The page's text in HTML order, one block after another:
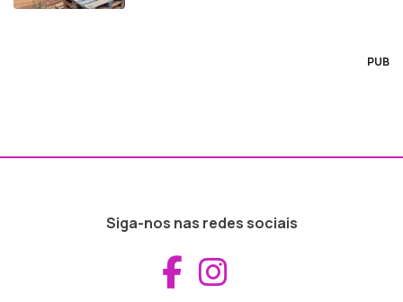
PUB
Siga-nos nas redes sociais
Aceder ao